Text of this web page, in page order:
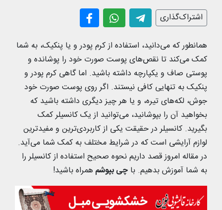
اشتراک‌گذاری
همانطور که می‌دانید، استفاده از کرم پودر و یا پنکیک، به شما
کمک می‌کند تا نقص‌های پوست صورت خود را پوشانده و
پوستی صاف و یکپارچه داشته باشید. اما گاهی کرم پودر و
پنکیک به تنهایی کافی نیستند. اگر روی پوست صورت خود
جوش، لکه‌های تیره، و یا هر چیز دیگری داشته باشید که
بخواهید آن را بپوشانید، می‌توانید از یک کانسیلر کمک
بگیرید. کانسیلر در حقیقت یکی از کاربردی‌ترین و مفیدترین
لوازم آرایشی است که در شرایط مختلف به کمک شما می‌آید.
در مقاله امروز قصد داریم نحوه صحیح استفاده از کانسیلر را
به شما آموزش بدهیم. با چی بپوشم همراه باشید!